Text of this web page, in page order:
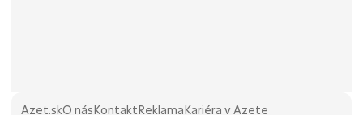
Azet.skO násKontaktReklamaKariéra v Azete